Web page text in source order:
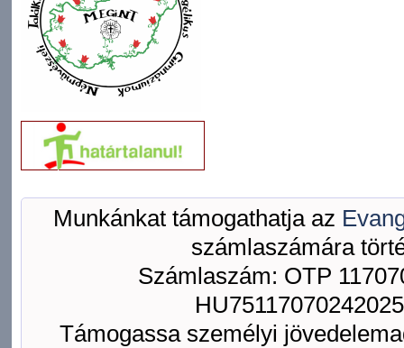
Munkánkat támogathatja az
számlaszámára
Számlaszám: OTP
Támogassa személyi